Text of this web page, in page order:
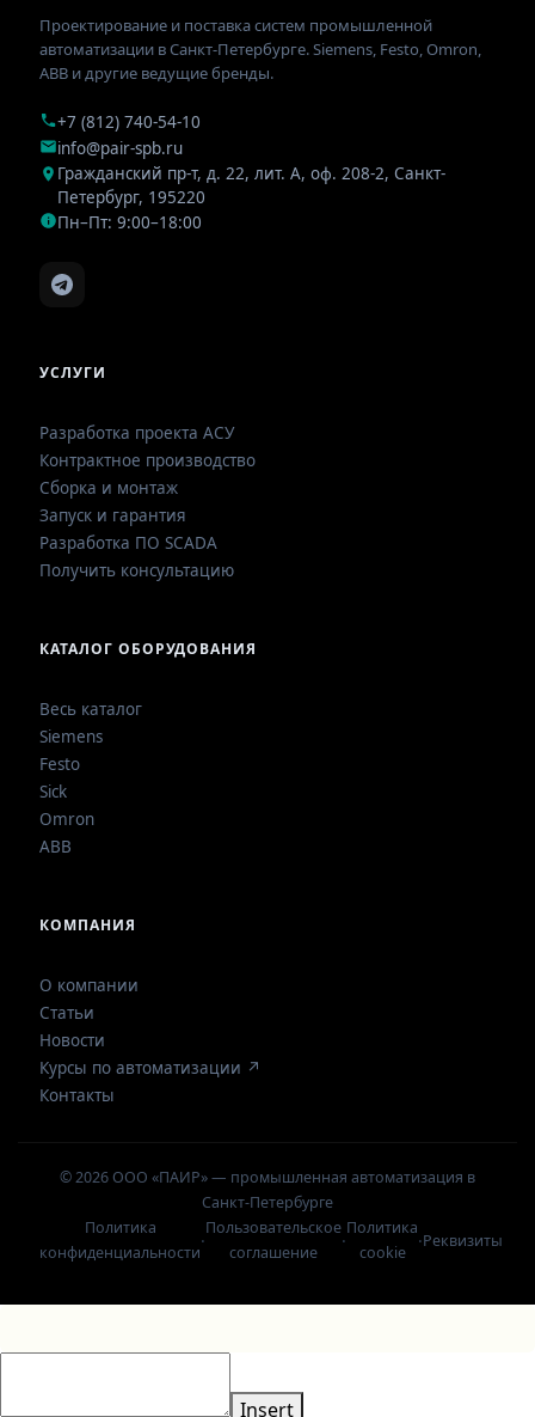
Проектирование и поставка систем промышленной
автоматизации в Санкт-Петербурге. Siemens, Festo, Omron,
ABB и другие ведущие бренды.
+7 (812) 740-54-10
info@pair-spb.ru
Гражданский пр-т, д. 22, лит. А, оф. 208-2, Санкт-
Петербург, 195220
Пн–Пт: 9:00–18:00
УСЛУГИ
Разработка проекта АСУ
Контрактное производство
Сборка и монтаж
Запуск и гарантия
Разработка ПО SCADA
Получить консультацию
КАТАЛОГ ОБОРУДОВАНИЯ
Весь каталог
Siemens
Festo
Sick
Omron
ABB
КОМПАНИЯ
О компании
Статьи
Новости
Курсы по автоматизации ↗
Контакты
© 2026 ООО «ПАИР» — промышленная автоматизация в
Санкт-Петербурге
Политика
конфиденциальности
·
Пользовательское
соглашение
·
Политика
cookie
·Реквизиты
Insert